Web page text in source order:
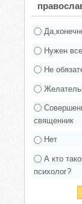
Нужен
Не
священник
Нет
А кто
психолог?